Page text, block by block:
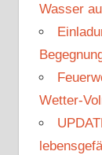
Wasser
Wetter-